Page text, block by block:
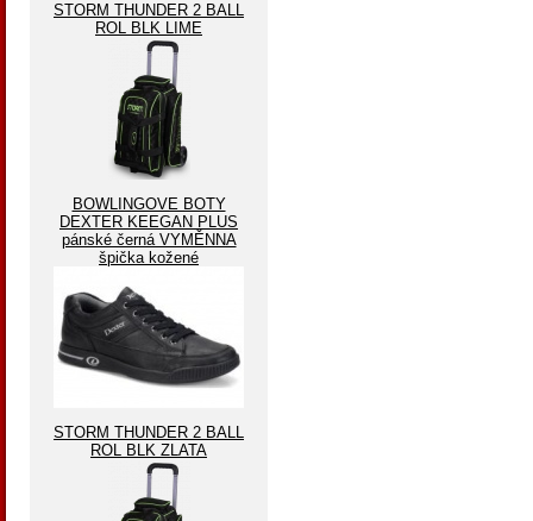
STORM THUNDER 2 BALL
ROL BLK LIME
BOWLINGOVE BOTY
DEXTER KEEGAN PLUS
pánské černá VYMĚNNA
špička kožené
STORM THUNDER 2 BALL
ROL BLK ZLATA